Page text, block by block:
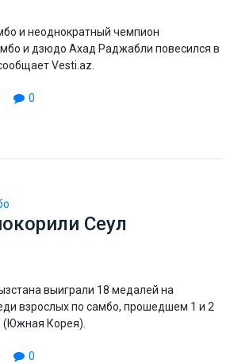
и неоднократный чемпион
и дзюдо Ахад Раджабли повесился в
Vesti.az.
0
Сеул
выиграли 18 медалей на
взрослых по самбо, прошедшем 1 и 2
(Южная Корея).
0